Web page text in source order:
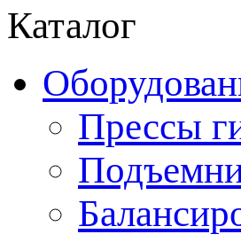
Каталог
Прессы